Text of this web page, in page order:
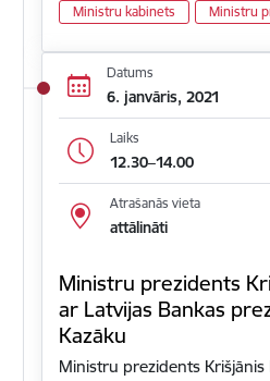
Ministru kabinets Ministru
Datums
6. janvāris, 2021
Laiks
12.30–14.00
Atrašanās vieta
attālināti
Ministru prezidents
ar Latvijas Bankas
Kazāku
Ministru prezidents Krišjānis